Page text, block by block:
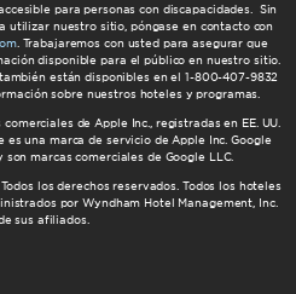
Grand
para personas con discapacidades. Sin
utilizar nuestro sitio, póngase en contacto con
. Trabajaremos con usted para asegurar que
disponible para el público en nuestro sitio.
están disponibles en el 1-800-407-9832
sobre nuestros hoteles y programas.
de Apple Inc., registradas en EE. UU.
es una marca de servicio de Apple Inc. Google
marcas comerciales de Google LLC.
los derechos reservados. Todos los hoteles
por Wyndham Hotel Management, Inc.
sus afiliados.